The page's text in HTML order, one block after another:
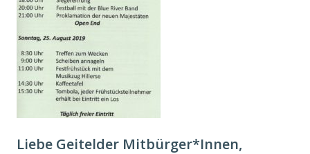
Liebe Geitelder Mitbürger*Innen,